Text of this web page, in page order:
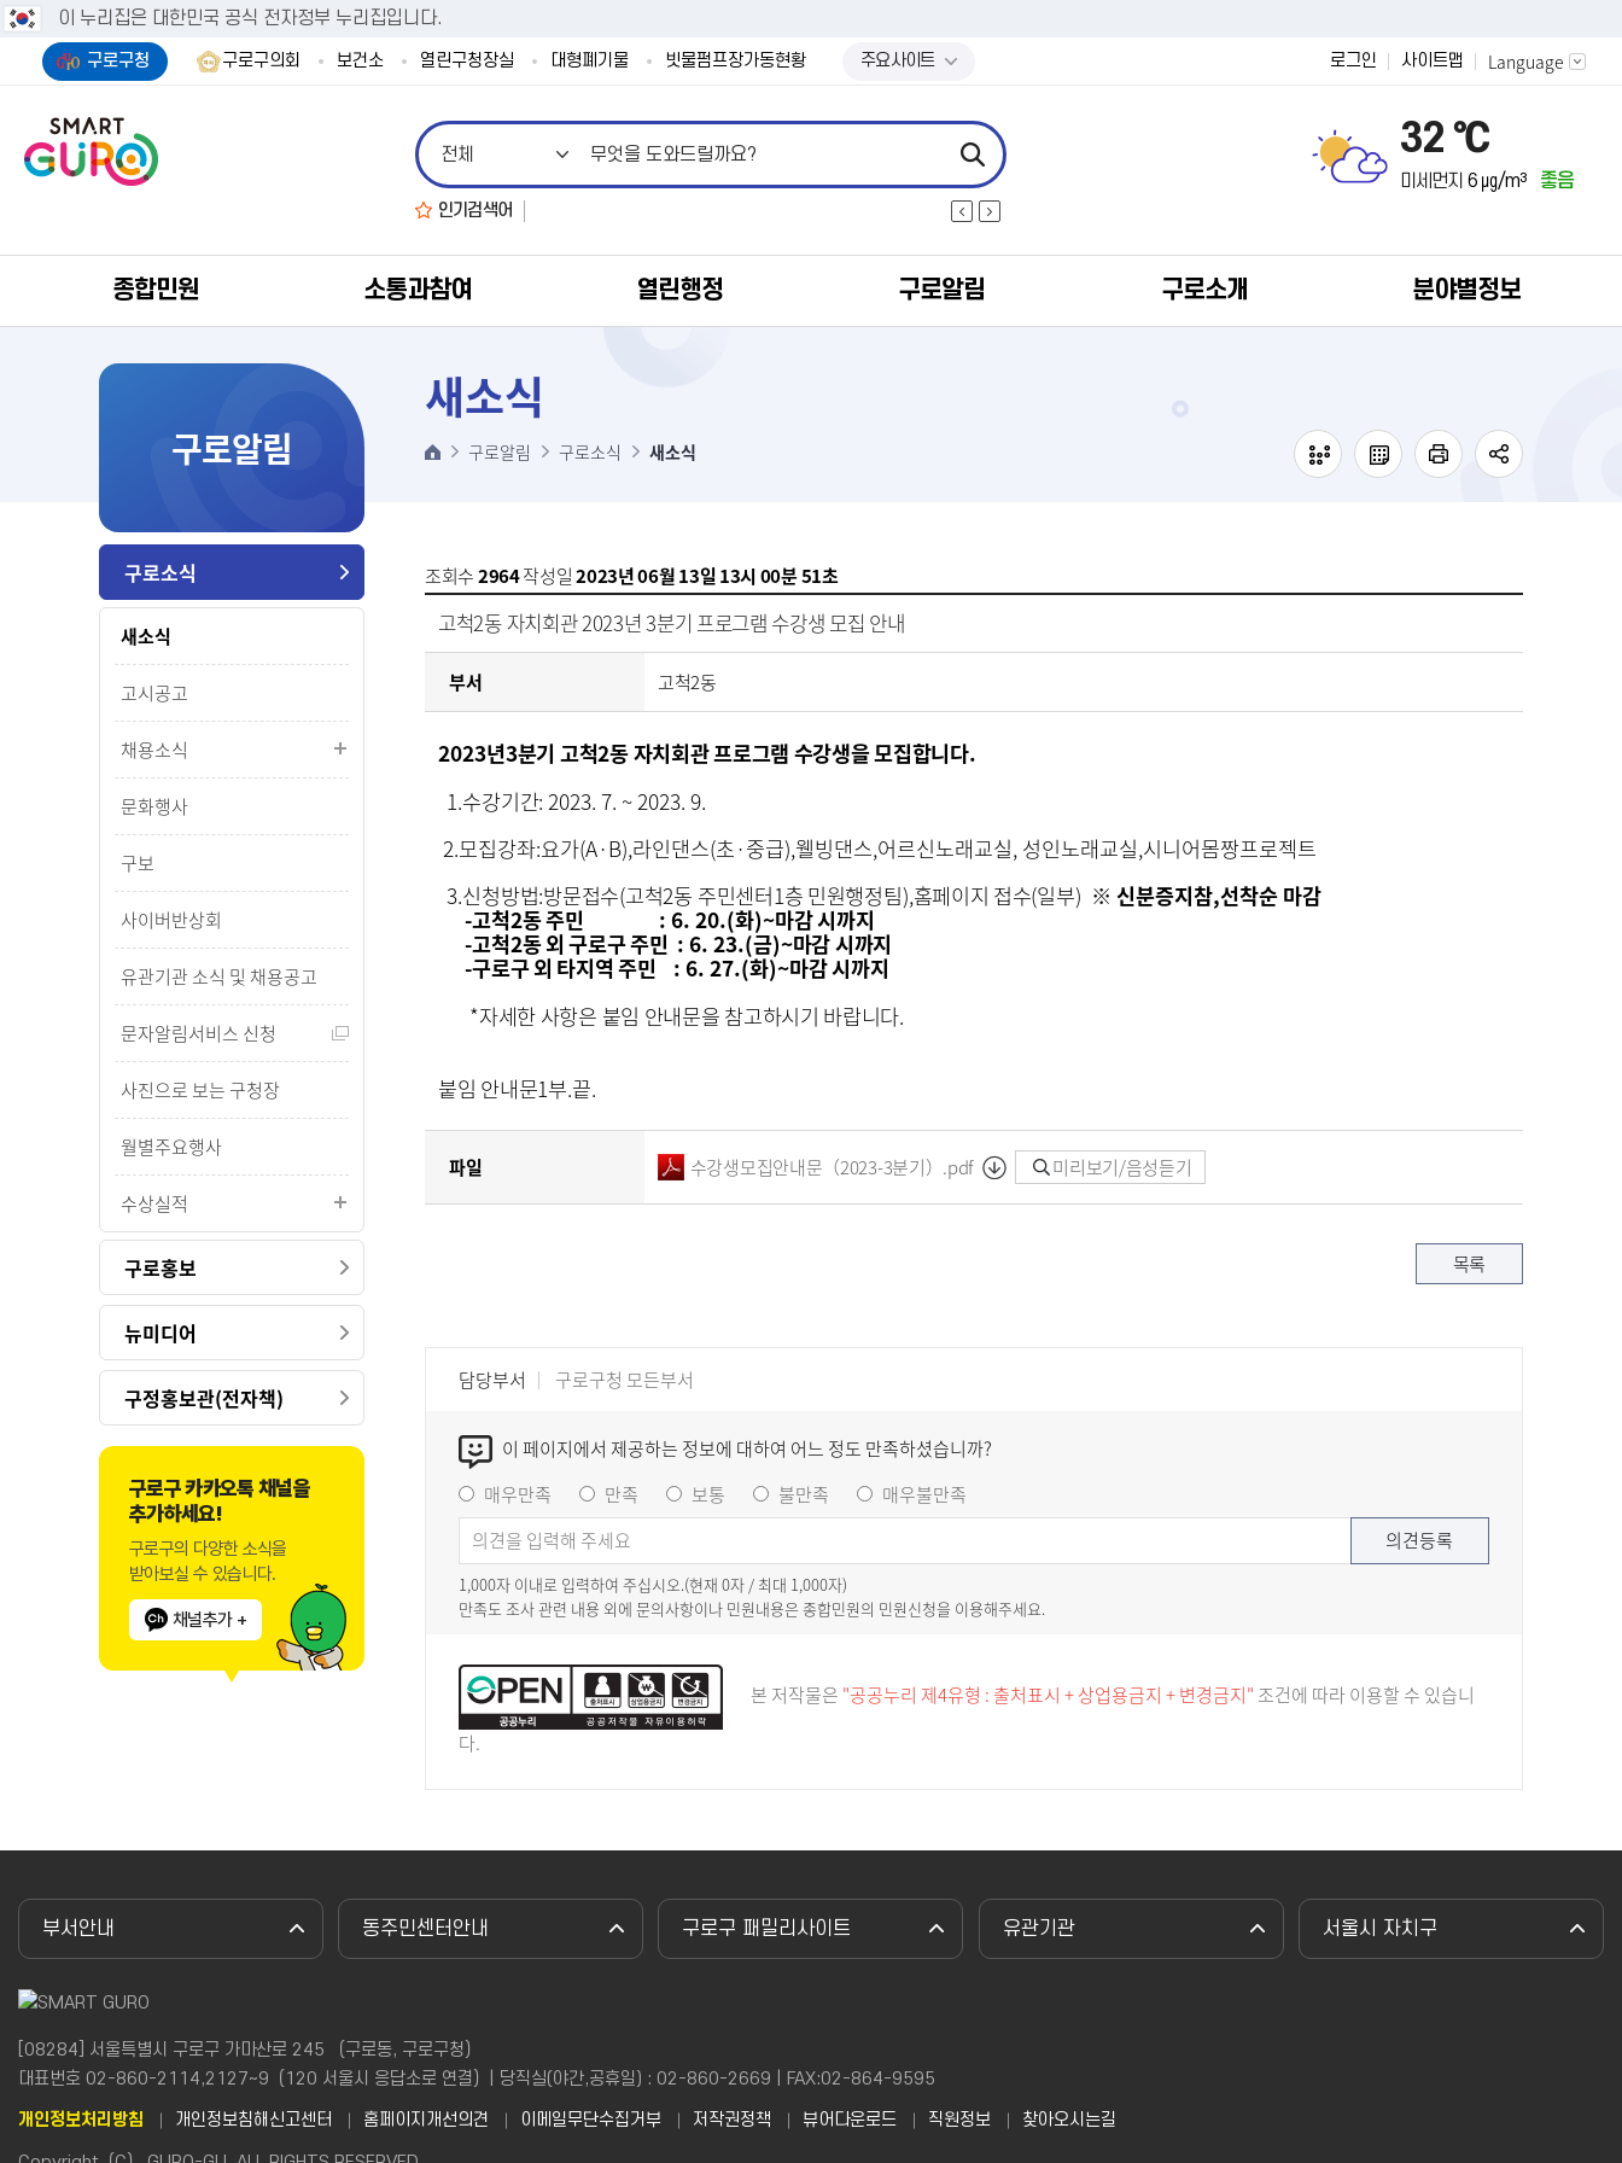
이 누리집은 대한민국 공식 전자정부 누리집입니다.
구로구청 구로구의회 보건소 열린구청장실 대형폐기물 빗물펌프장가동현황 주요사이트 로그인 사이트맵 Language
인기검색어
32 ℃
미세먼지 6 ㎍/m³ 좋음
종합민원 소통과참여 열린행정 구로알림 구로소개 분야별정보
구로알림
구로소식
새소식
고시공고
채용소식
문화행사
구보
사이버반상회
유관기관 소식 및 채용공고
문자알림서비스 신청
사진으로 보는 구청장
월별주요행사
수상실적
구로홍보
뉴미디어
구정홍보관(전자책)
구로구 카카오톡 채널을
추가하세요!
구로구의 다양한 소식을
받아보실 수 있습니다.
채널추가 +
새소식
구로알림 구로소식 새소식
조회수2964작성일2023년 06월 13일 13시 00분 51초
고척2동 자치회관 2023년 3분기 프로그램 수강생 모집 안내
부서 고척2동
2023년3분기 고척2동 자치회관 프로그램 수강생을 모집합니다.
1.수강기간: 2023. 7. ~ 2023. 9.
2.모집강좌:요가(A·B),라인댄스(초·중급),웰빙댄스,어르신노래교실,성인노래교실,시니어몸짱프로젝트
3.신청방법:방문접수(고척2동 주민센터1층 민원행정팀),홈페이지 접수(일부) ※ 신분증지참,선착순 마감
-고척2동 주민 : 6. 20.(화)~마감 시까지
-고척2동 외 구로구 주민 : 6. 23.(금)~마감 시까지
-구로구 외 타지역 주민 : 6. 27.(화)~마감 시까지
*자세한 사항은 붙임 안내문을 참고하시기 바랍니다.
붙임 안내문1부.끝.
파일 수강생모집안내문（2023-3분기）.pdf 미리보기/음성듣기
목록
담당부서 구로구청 모든부서
이 페이지에서 제공하는 정보에 대하여 어느 정도 만족하셨습니까?
매우만족
만족 보통 불만족 매우불만족
1,000자 이내로 입력하여 주십시오.(현재0자 / 최대 1,000자)
만족도 조사 관련 내용 외에 문의사항이나 민원내용은 종합민원의 민원신청을 이용해주세요.
본 저작물은 "공공누리 제4유형 : 출처표시 + 상업용금지 + 변경금지" 조건에 따라 이용할 수 있습니
다.
부서안내 동주민센터안내 구로구 패밀리사이트 유관기관 서울시 자치구
[08284] 서울특별시 구로구 가마산로 245 （구로동, 구로구청）
대표번호 02-860-2114,2127~9（120 서울시 응답소로 연결）| 당직실(야간,공휴일) : 02-860-2669 | FAX:02-864-9595
개인정보처리방침
개인정보침해신고센터 홈페이지개선의견 이메일무단수집거부 저작권정책 뷰어다운로드 직원정보 찾아오시는길